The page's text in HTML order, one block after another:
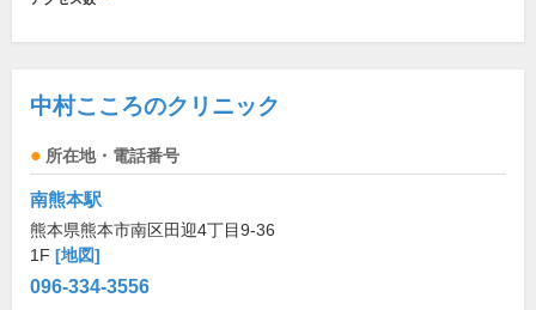
中村こころのクリニック
所在地・電話番号
南熊本駅
熊本県熊本市南区田迎4丁目9-36
1F [地図]
096-334-3556